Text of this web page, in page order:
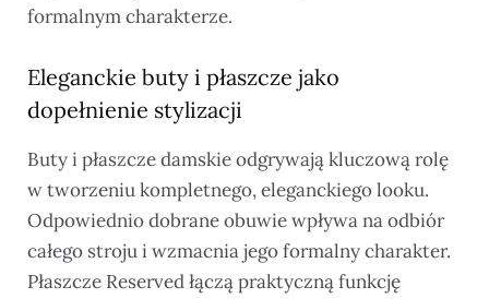
formalnym charakterze.
Eleganckie buty i płaszcze jako
dopełnienie stylizacji
Buty i płaszcze damskie odgrywają kluczową rolę
w tworzeniu kompletnego, eleganckiego looku.
Odpowiednio dobrane obuwie wpływa na odbiór
całego stroju i wzmacnia jego formalny charakter.
Płaszcze Reserved łączą praktyczną funkcję